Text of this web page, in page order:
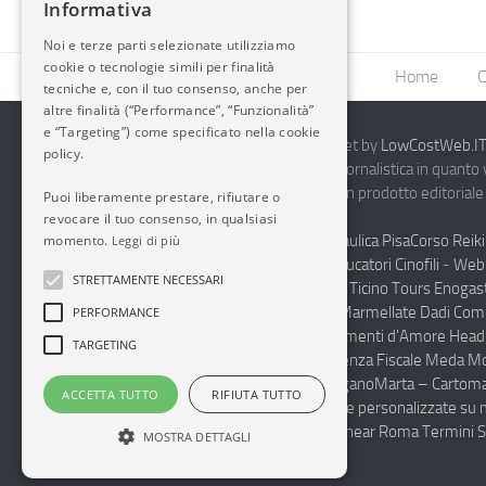
Home
2014-2026 AvioBlog - Creazione Siti Internet by
Questo blog non rappresenta una testata giornalistica in
periodicità. Non può pertanto considerarsi un prodotto
7.03.2001.Disclaimer Completo
Vendita Abbigliamento Sicurezza
Termoidraulica PisaCorso
Corsi Formazione Mediatori Felini Educatori Cinofili -
Andrologo ToscanaProgettare Casa Canton Ticino Tours
MonferratoProduzione Conto Terzi Sughi Marmellate Dadi
specialista Floaters
Legamenti d'Amore
Haccp Sicurezza sul Lavoro Toscana
Consulenza Fiscale Meda
personalizzate scuole medie e superiori LuganoMarta –
Pulizia Uffici Condomini Monza BrianzaDiete personalizzate su
Integratori Cura del CorpoLuxury Spa Suite near Roma Termini
Informativa
Noi e terze parti selezionate utilizziamo
cookie o tecnologie simili per finalità
tecniche e, con il tuo consenso, anche per
altre finalità (“Performance”, “Funzionalità”
e “Targeting”) come specificato nella cookie
policy.
Puoi liberamente prestare, rifiutare o
revocare il tuo consenso, in qualsiasi
momento. Leggi di più
STRETTAMENTE NECESSARI
PERFORMANCE
TARGETING
ACCETTA TUTTO RIFIUTA TUTTO
MOSTRA DETTAGLI